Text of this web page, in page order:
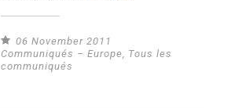
06 November 2011
Communiqués – Europe
Tous les
communiqués